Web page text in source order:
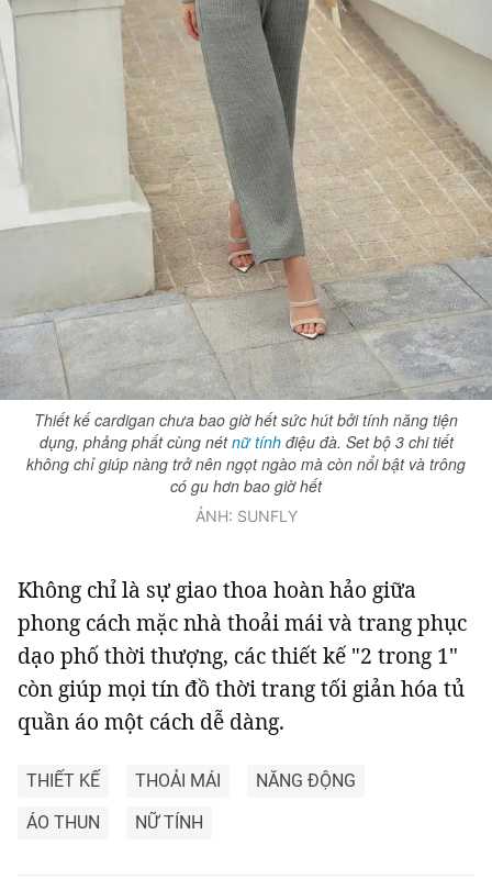
Thiết kế cardigan chưa bao giờ hết sức hút bởi tính năng tiện
dụng, phảng phất cùng nétnữ tính điệu đà. Set bộ 3 chi tiết
không chỉ giúp nàng trở nên ngọt ngào mà còn nổi bật và trông
có gu hơn bao giờ hết
ẢNH: SUNFLY
Không chỉ là sự giao thoa hoàn hảo giữa
phong cách mặc nhà thoải mái và trang phục
dạo phố thời thượng, các thiết kế "2 trong 1"
còn giúp mọi tín đồ thời trang tối giản hóa tủ
quần áo một cách dễ dàng.
THIẾT KẾ THOẢI MÁI
NĂNG ĐỘNG
ÁO THUN
NỮ TÍNH